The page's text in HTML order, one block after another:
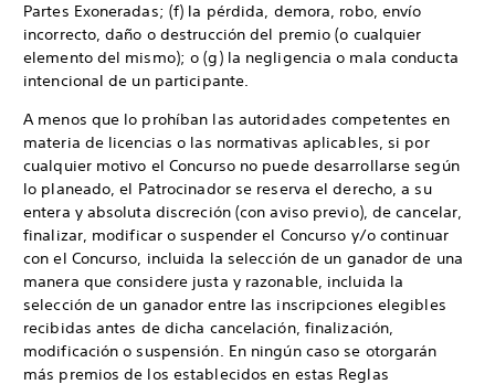
Partes Exoneradas; (f) la pérdida, demora, robo, envío
incorrecto, daño o destrucción del premio (o cualquier
elemento del mismo); o (g) la negligencia o mala conducta
intencional de un participante.
A menos que lo prohíban las autoridades competentes en
materia de licencias o las normativas aplicables, si por
cualquier motivo el Concurso no puede desarrollarse según
lo planeado, el Patrocinador se reserva el derecho, a su
entera y absoluta discreción (con aviso previo), de cancelar,
finalizar, modificar o suspender el Concurso y/o continuar
con el Concurso, incluida la selección de un ganador de una
manera que considere justa y razonable, incluida la
selección de un ganador entre las inscripciones elegibles
recibidas antes de dicha cancelación, finalización,
modificación o suspensión. En ningún caso se otorgarán
más premios de los establecidos en estas Reglas